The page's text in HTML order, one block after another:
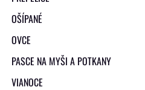
OŠÍPANÉ
OVCE
PASCE NA MYŠI A POTKANY
VIANOCE